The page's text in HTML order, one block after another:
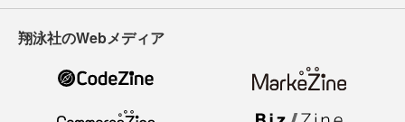
翔泳社のWebメディア